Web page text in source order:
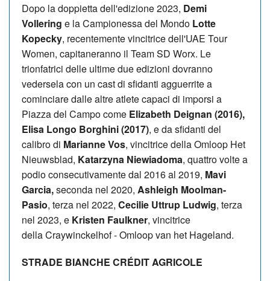
Dopo la doppietta dell'edizione 2023, Demi
Vollering e la Campionessa del Mondo Lotte
Kopecky, recentemente vincitrice dell'UAE Tour
Women, capitaneranno il Team SD Worx. Le
trionfatrici delle ultime due edizioni dovranno
vedersela con un cast di sfidanti agguerrite a
cominciare dalle altre atlete capaci di imporsi a
Piazza del Campo come Elizabeth Deignan (2016),
Elisa Longo Borghini (2017), e da sfidanti del
calibro di Marianne Vos, vincitrice della Omloop Het
Nieuwsblad, Katarzyna Niewiadoma, quattro volte a
podio consecutivamente dal 2016 al 2019, Mavi
Garcia,seconda nel 2020, Ashleigh Moolman-
Pasio, terza nel 2022, Cecilie Uttrup Ludwig, terza
nel 2023, e Kristen Faulkner, vincitrice
della Craywinckelhof - Omloop van het Hageland.
STRADE BIANCHE CRÉDIT AGRICOLE